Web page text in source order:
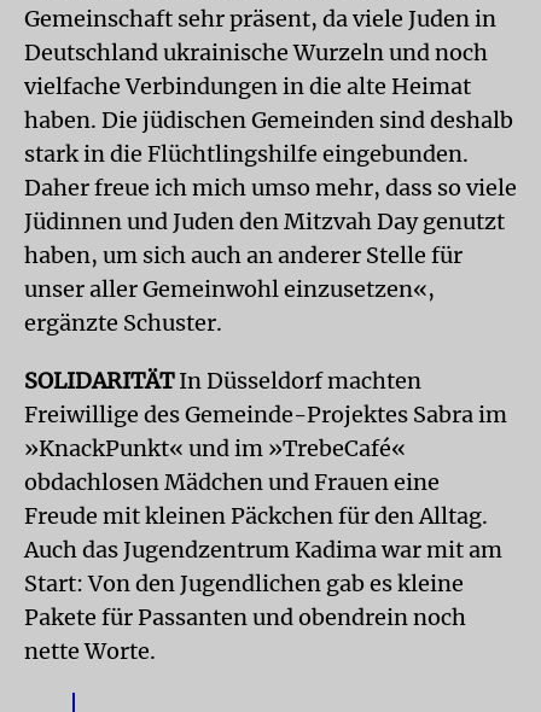
Gemeinschaft sehr präsent, da viele Juden in
Deutschland ukrainische Wurzeln und noch
vielfache Verbindungen in die alte Heimat
haben. Die jüdischen Gemeinden sind deshalb
stark in die Flüchtlingshilfe eingebunden.
Daher freue ich mich umso mehr, dass so viele
Jüdinnen und Juden den Mitzvah Day genutzt
haben, um sich auch an anderer Stelle für
unser aller Gemeinwohl einzusetzen«,
ergänzte Schuster.
SOLIDARITÄTIn Düsseldorf machten
Freiwillige des Gemeinde-Projektes Sabra im
»KnackPunkt« und im »TrebeCafé«
obdachlosen Mädchen und Frauen eine
Freude mit kleinen Päckchen für den Alltag.
Auch das Jugendzentrum Kadima war mit am
Start: Von den Jugendlichen gab es kleine
Pakete für Passanten und obendrein noch
nette Worte.